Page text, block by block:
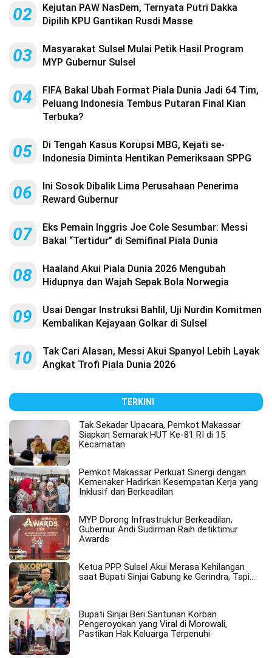
02
Kejutan PAW NasDem, Ternyata Putri Dakka
Dipilih KPU Gantikan Rusdi Masse
03
Masyarakat Sulsel Mulai Petik Hasil Program
MYP Gubernur Sulsel
04
FIFA Bakal Ubah Format Piala Dunia Jadi 64 Tim,
Peluang Indonesia Tembus Putaran Final Kian
Terbuka?
05
Di Tengah Kasus Korupsi MBG, Kejati se-
Indonesia Diminta Hentikan Pemeriksaan SPPG
06
Ini Sosok Dibalik Lima Perusahaan Penerima
Reward Gubernur
07
Eks Pemain Inggris Joe Cole Sesumbar: Messi
Bakal “Tertidur” di Semifinal Piala Dunia
08
Haaland Akui Piala Dunia 2026 Mengubah
Hidupnya dan Wajah Sepak Bola Norwegia
09
Usai Dengar Instruksi Bahlil, Uji Nurdin Komitmen
Kembalikan Kejayaan Golkar di Sulsel
10
Tak Cari Alasan, Messi Akui Spanyol Lebih Layak
Angkat Trofi Piala Dunia 2026
TERKINI
Tak Sekadar Upacara, Pemkot Makassar
Siapkan Semarak HUT Ke-81 RI di 15
Kecamatan
Pemkot Makassar Perkuat Sinergi dengan
Kemenaker Hadirkan Kesempatan Kerja yang
Inklusif dan Berkeadilan
MYP Dorong Infrastruktur Berkeadilan,
Gubernur Andi Sudirman Raih detiktimur
Awards
Ketua PPP Sulsel Akui Merasa Kehilangan
saat Bupati Sinjai Gabung ke Gerindra, Tapi…
Bupati Sinjai Beri Santunan Korban
Pengeroyokan yang Viral di Morowali,
Pastikan Hak Keluarga Terpenuhi